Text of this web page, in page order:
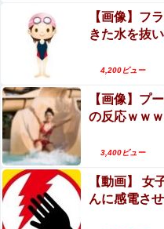
うが良かったと思っていた
【閲覧注意】フットサル
亡した選手の動画、凄すぎ
【画像】 新潟で1番並ぶラ
ｗｗ
海水浴場の10代ギャル、
吹いてガチイキしてしま
【衝撃】「史上最大のデマ
のは？→大体一致する件w
【閲覧注意】フ
れて死亡した選
エロ漫画『先生な
そわるなんて!～
やhitomiを使わず
檎/中条亮
【画像】フ
きた水を抜
4,200ビュー
【画像】プ
の反応ｗｗ
3,400ビュー
【動画】 女
んに感電さ